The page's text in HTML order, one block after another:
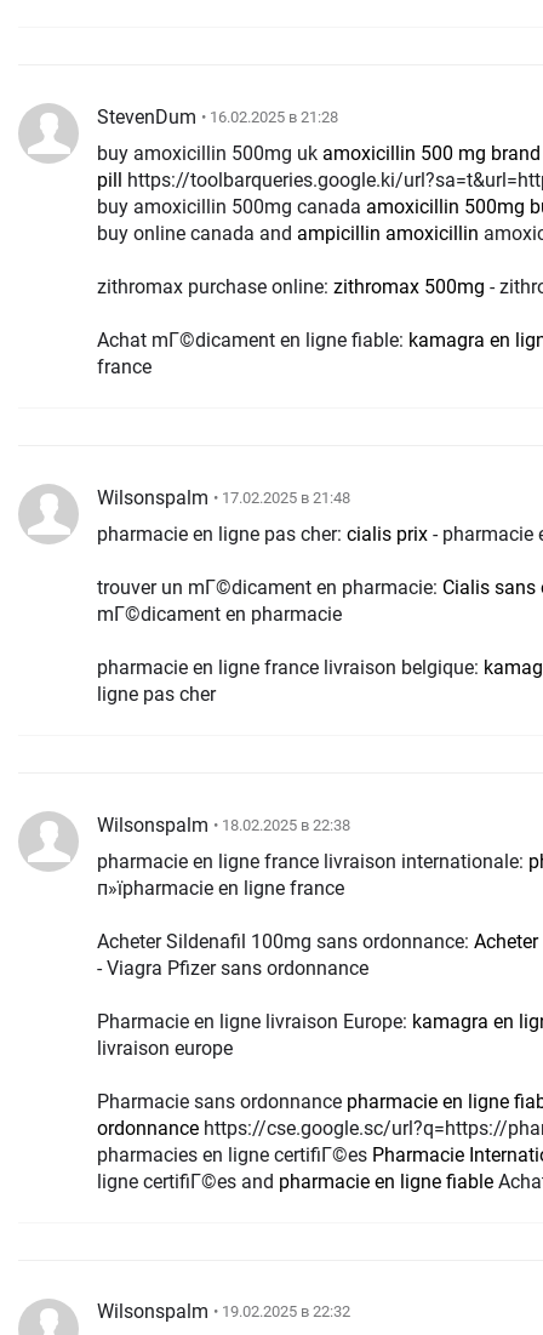
StevenDum • 16.02.2025 в 21:28
buy amoxicillin 500mg uk amoxicillin 500 mg
pill
buy amoxicillin 500mg canada amoxicillin 500mg
buy online canada and ampicillin amoxicillin
zithromax purchase online: zithromax 500mg -
Achat mГ©dicament en ligne fiable: kamagra en
france
Wilsonspalm • 17.02.2025 в 21:48
pharmacie en ligne pas cher: cialis prix - pharmacie
trouver un mГ©dicament en pharmacie: Cialis sans
mГ©dicament en pharmacie
pharmacie en ligne france livraison belgique:
ligne pas cher
Wilsonspalm • 18.02.2025 в 22:38
pharmacie en ligne france livraison internationale:
п»їpharmacie en ligne france
Acheter Sildenafil 100mg sans ordonnance:
- Viagra Pfizer sans ordonnance
Pharmacie en ligne livraison Europe: kamagra en
livraison europe
Pharmacie sans ordonnance pharmacie en ligne
ordonnance
pharmacies en ligne certifiГ©es Pharmacie
ligne certifiГ©es and pharmacie en ligne fiable
Wilsonspalm • 19.02.2025 в 22:32